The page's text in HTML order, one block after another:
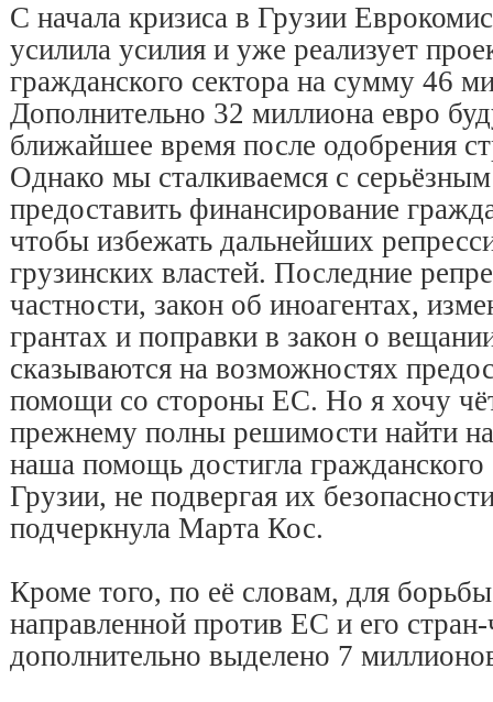
С начала кризиса в Грузии
усилила усилия и уже реализует
гражданского сектора на сумму 46
Дополнительно 32 миллиона евро
ближайшее время после одобрения
Однако мы сталкиваемся с
предоставить финансирование
чтобы избежать дальнейших
грузинских властей. Последние
частности, закон об иноагентах,
грантах и поправки в закон о
сказываются на возможностях
помощи со стороны ЕС. Но я хочу
прежнему полны решимости найти
наша помощь достигла
Грузии, не подвергая их
подчеркнула Марта Кос.
Кроме того, по её словам, для
направленной против ЕС и его
дополнительно выделено 7